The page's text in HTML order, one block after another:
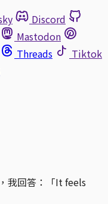
Discord
Mastodon
Threads
Tiktok
我回答：「It feels